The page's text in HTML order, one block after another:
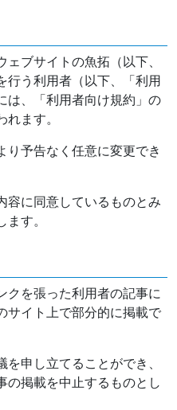
ェブサイトの魚拓（以下、
行う利用者（以下、「利用
は、「利用者向け規約」の
ます。
り予告なく任意に変更でき
容に同意しているものとみ
す。
クを張った利用者の記事に
サイト上で部分的に掲載で
申し立てることができ、
の掲載を中止するものとし